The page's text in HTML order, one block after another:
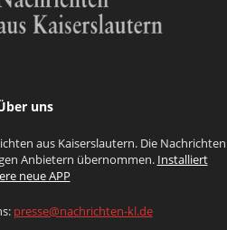
uns
aus Kaiserslautern. Die Nachrichten
Anbietern übernommen. Installiert
neue APP
presse@nachrichten-kl.de